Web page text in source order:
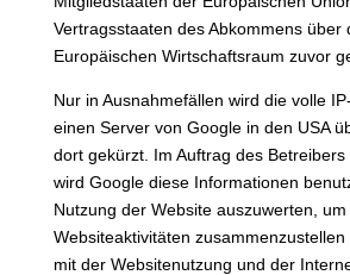
Vertragsstaaten des Abkommens über
Europäischen Wirtschaftsraum zuvor
Nur in Ausnahmefällen wird die volle
einen Server von Google in den USA
dort gekürzt. Im Auftrag des
wird Google diese Informationen
Nutzung der Website auszuwerten,
Websiteaktivitäten
mit der Websitenutzung und der